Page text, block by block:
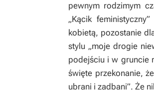
pewnym rodzimym
„Kącik
kobietą, pozostanie
stylu „moje drogie
podejściu i w gruncie
święte przekonanie,
ubrani i zadbani”. Że